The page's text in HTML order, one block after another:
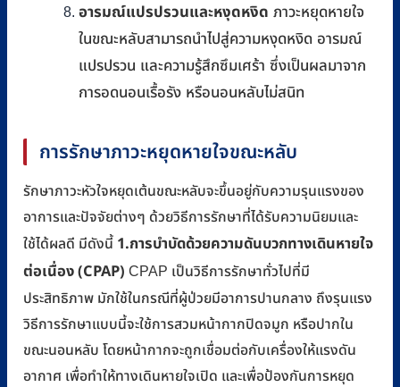
อารมณ์แปรปรวนและหงุดหงิด ภาวะหยุดหายใจ
ในขณะหลับสามารถนำไปสู่ความหงุดหงิด อารมณ์
แปรปรวน และความรู้สึกซึมเศร้า ซึ่งเป็นผลมาจาก
การอดนอนเรื้อรัง หรือนอนหลับไม่สนิท
การรักษาภาวะหยุดหายใจขณะหลับ
รักษาภาวะหัวใจหยุดเต้นขณะหลับจะขึ้นอยู่กับความรุนแรงของ
อาการและปัจจัยต่างๆ ด้วยวิธีการรักษาที่ได้รับความนิยมและ
ใช้ได้ผลดี มีดังนี้ 1.การบำบัดด้วยความดันบวกทางเดินหายใจ
ต่อเนื่อง (CPAP) CPAP เป็นวิธีการรักษาทั่วไปที่มี
ประสิทธิภาพ มักใช้ในกรณีที่ผู้ป่วยมีอาการปานกลาง ถึงรุนแรง
วิธีการรักษาแบบนี้จะใช้การสวมหน้ากากปิดจมูก หรือปากใน
ขณะนอนหลับ โดยหน้ากากจะถูกเชื่อมต่อกับเครื่องให้แรงดัน
อากาศ เพื่อทำให้ทางเดินหายใจเปิด และเพื่อป้องกันการหยุด